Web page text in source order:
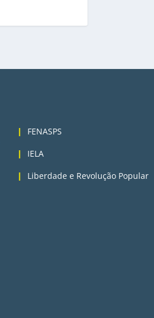
FENASPS
IELA
Liberdade e Revolução Popular